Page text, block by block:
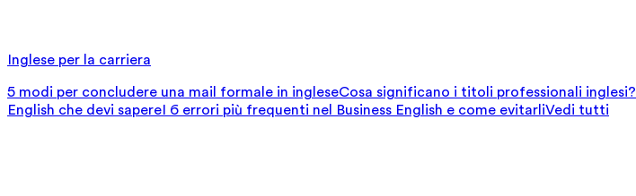
Inglese per la carriera
5 modi per concludere una mail formale in ingleseCosa significano i titoli professionali inglesi?
English che devi sapereI 6 errori più frequenti nel Business English e come evitarliVedi tutti